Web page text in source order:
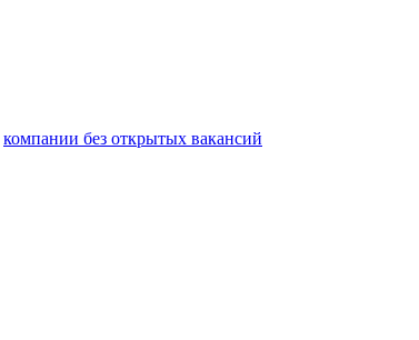
компании без открытых вакансий